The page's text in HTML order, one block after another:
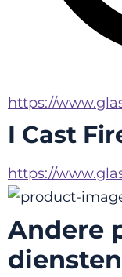
https://
I Cast
https://
Andere
diensten